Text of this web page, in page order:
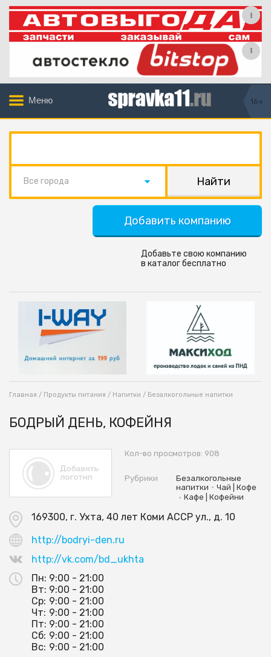
Меню 16+
Все города
Добавить компанию
Добавьте свою компанию
в каталог бесплатно
Главная / Продукты питания / Напитки / Безалкогольные напитки
БОДРЫЙ ДЕНЬ, КОФЕЙНЯ
Кол-во просмотров: 908
Рубрики
Безалкогольные
напитки • Чай | Кофе
• Кафе | Кофейни
169300, г. Ухта, 40 лет Коми АССР ул., д. 10
http://bodryi-den.ru
http://vk.com/bd_ukhta
Пн: 9:00 - 21:00
Вт: 9:00 - 21:00
Ср: 9:00 - 21:00
Чт: 9:00 - 21:00
Пт: 9:00 - 21:00
Сб: 9:00 - 21:00
Вс: 9:00 - 21:00